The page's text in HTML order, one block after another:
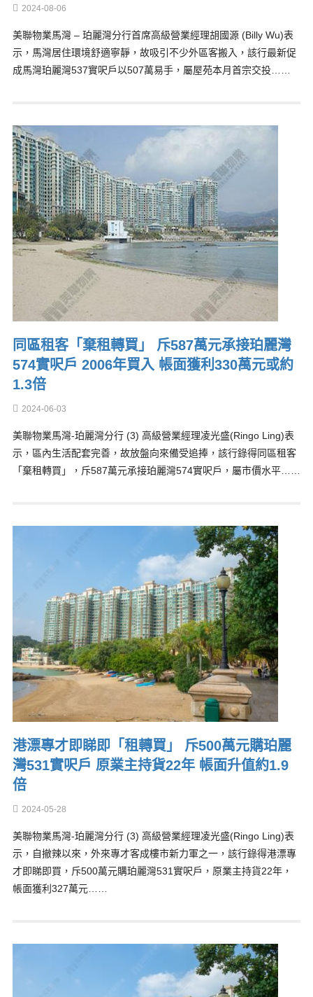
2024-08-06
美聯物業馬灣 – 珀麗灣分行首席高級營業經理胡國源 (Billy Wu)表
示，馬灣居住環境舒適寧靜，故吸引不少外區客搬入，該行最新促
成馬灣珀麗灣537實呎戶以507萬易手，屬屋苑本月首宗交投……
同區租客「棄租轉買」 斥587萬元承接珀麗灣
574實呎戶 2006年買入 帳面獲利330萬元或約
1.3倍
2024-06-03
美聯物業馬灣-珀麗灣分行 (3) 高級營業經理凌光盛(Ringo Ling)表
示，區內生活配套完善，故放盤向來備受追捧，該行錄得同區租客
「棄租轉買」，斥587萬元承接珀麗灣574實呎戶，屬市價水平……
港漂專才即睇即「租轉買」 斥500萬元購珀麗
灣531實呎戶 原業主持貨22年 帳面升值約1.9
倍
2024-05-28
美聯物業馬灣-珀麗灣分行 (3) 高級營業經理凌光盛(Ringo Ling)表
示，自撤辣以來，外來專才客成樓市新力軍之一，該行錄得港漂專
才即睇即買，斥500萬元購珀麗灣531實呎戶，原業主持貨22年，
帳面獲利327萬元……